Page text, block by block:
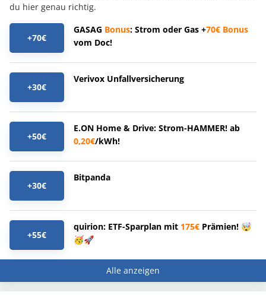
du hier genau richtig.
+70€
GASAG Bonus: Strom oder Gas +70€ Bonus
vom Doc!
+30€
Verivox Unfallversicherung
+50€
E.ON Home & Drive: Strom-HAMMER! ab
0,20€/kWh!
+30€
Bitpanda
+55€
quirion: ETF-Sparplan mit 175€ Prämien! 🤯
🥳🚀
Alle anzeigen